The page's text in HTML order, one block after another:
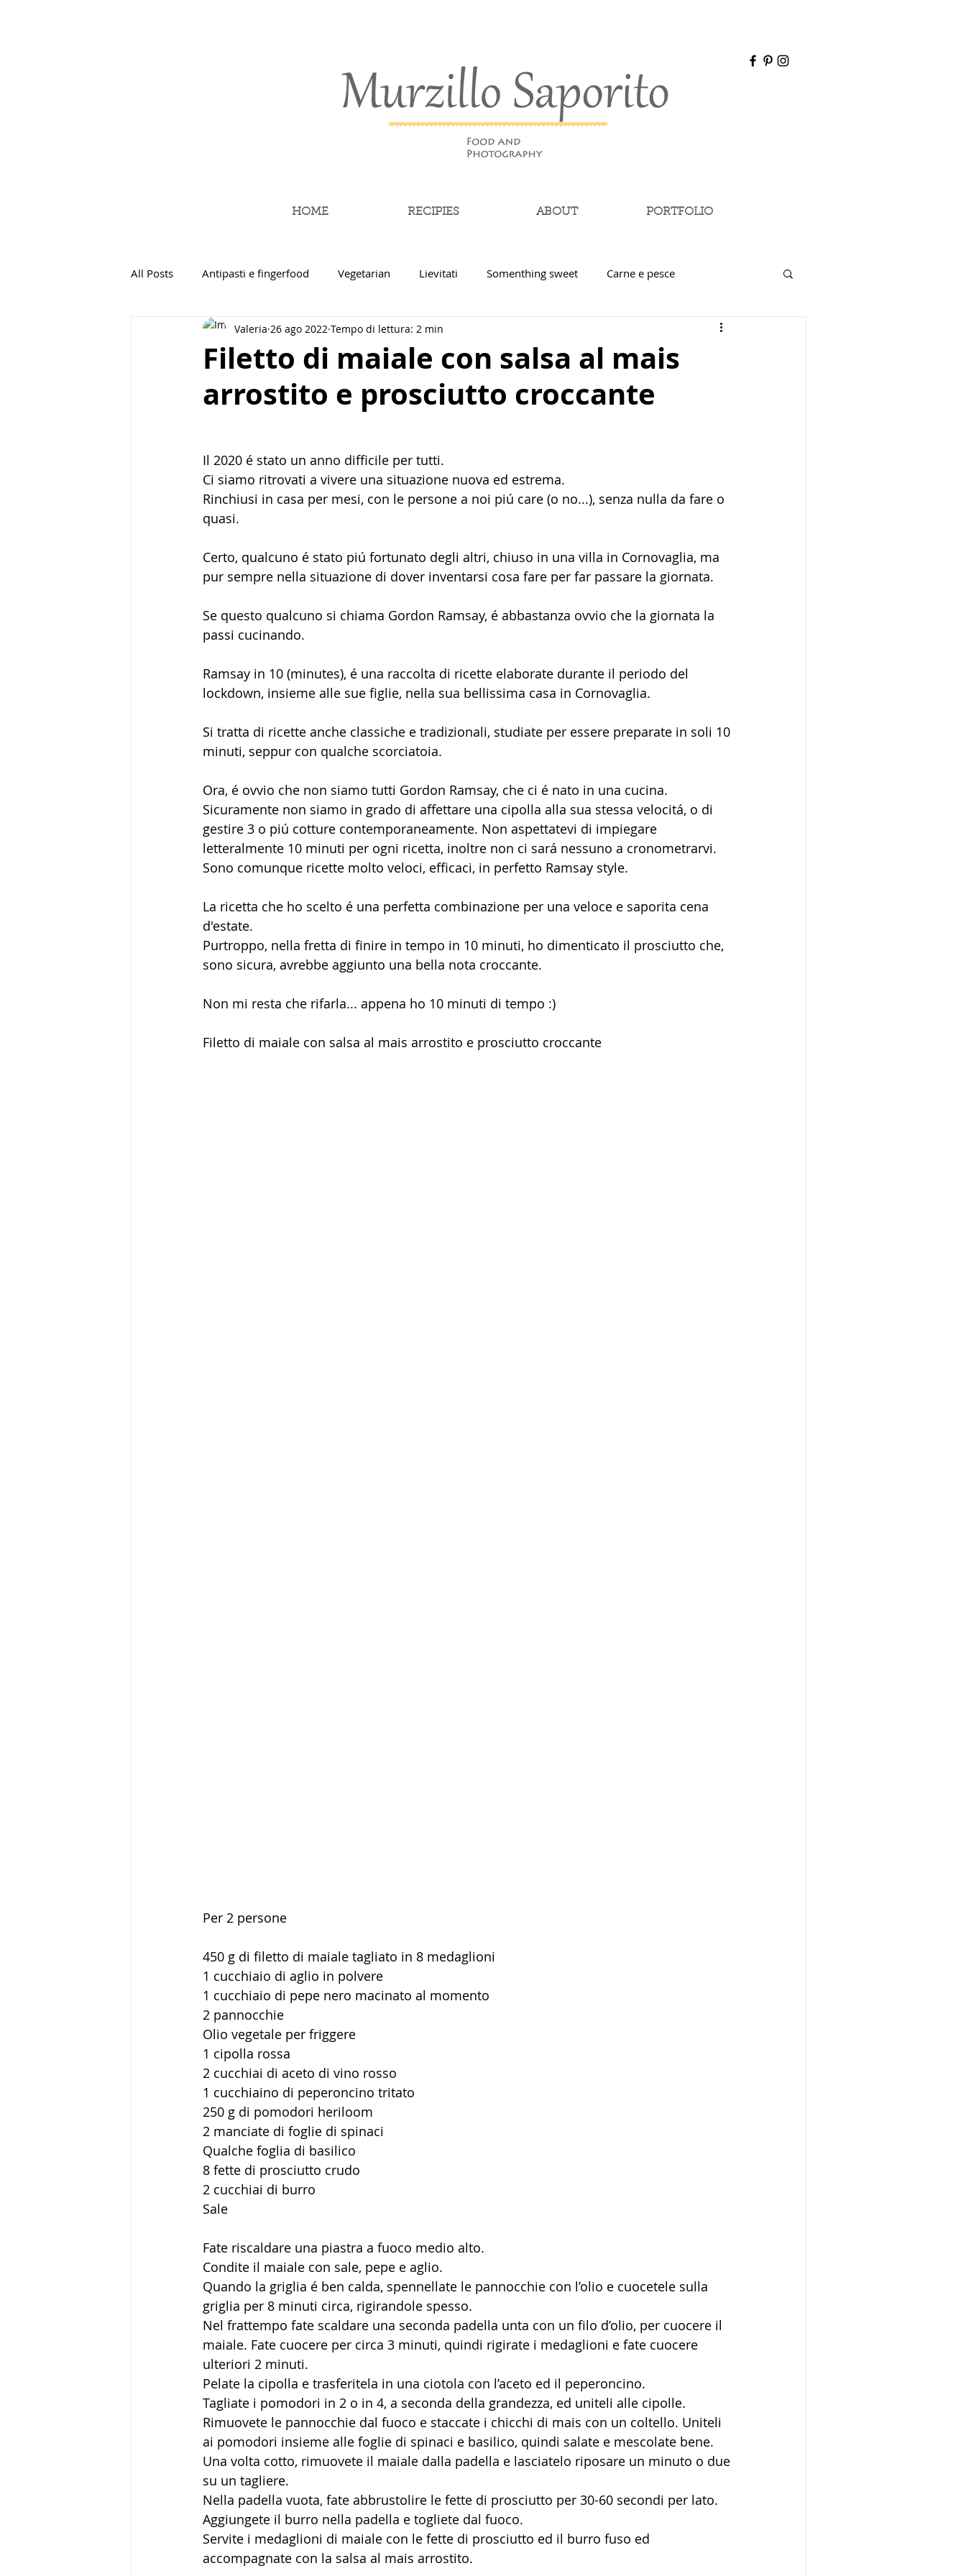
HOME RECIPIES ABOUT PORTFOLIO
All Posts Antipasti e fingerfood Vegetarian Lievitati Somenthing sweet Carne e pesce
Pasta e cereali Street food Drinks Salse e condimenti Zuppe
Piatti unici Biscotti Breakfast
Filetto di maiale con salsa al mais
arrostito e prosciutto croccante
Valeria 26 ago 2022 Tempo di lettura: 2 min
Il 2020 é stato un anno difficile per tutti.
Ci siamo ritrovati a vivere una situazione nuova ed estrema.
Rinchiusi in casa per mesi, con le persone a noi piú care (o no...), senza nulla da fare o
quasi.
Certo, qualcuno é stato piú fortunato degli altri, chiuso in una villa in Cornovaglia, ma
pur sempre nella situazione di dover inventarsi cosa fare per far passare la giornata.
Se questo qualcuno si chiama Gordon Ramsay, é abbastanza ovvio che la giornata la
passi cucinando.
Ramsay in 10 (minutes), é una raccolta di ricette elaborate durante il periodo del
lockdown, insieme alle sue figlie, nella sua bellissima casa in Cornovaglia.
Si tratta di ricette anche classiche e tradizionali, studiate per essere preparate in soli 10
minuti, seppur con qualche scorciatoia.
Ora, é ovvio che non siamo tutti Gordon Ramsay, che ci é nato in una cucina.
Sicuramente non siamo in grado di affettare una cipolla alla sua stessa velocitá, o di
gestire 3 o piú cotture contemporaneamente. Non aspettatevi di impiegare
letteralmente 10 minuti per ogni ricetta, inoltre non ci sará nessuno a cronometrarvi.
Sono comunque ricette molto veloci, efficaci, in perfetto Ramsay style.
La ricetta che ho scelto é una perfetta combinazione per una veloce e saporita cena
d'estate.
Purtroppo, nella fretta di finire in tempo in 10 minuti, ho dimenticato il prosciutto che,
sono sicura, avrebbe aggiunto una bella nota croccante.
Non mi resta che rifarla... appena ho 10 minuti di tempo :)
Filetto di maiale con salsa al mais arrostito e prosciutto croccante
Per 2 persone
450 g di filetto di maiale tagliato in 8 medaglioni
1 cucchiaio di aglio in polvere
1 cucchiaio di pepe nero macinato al momento
2 pannocchie
Olio vegetale per friggere
1 cipolla rossa
2 cucchiai di aceto di vino rosso
1 cucchiaino di peperoncino tritato
250 g di pomodori heriloom
2 manciate di foglie di spinaci
Qualche foglia di basilico
8 fette di prosciutto crudo
2 cucchiai di burro
Sale
Fate riscaldare una piastra a fuoco medio alto.
Condite il maiale con sale, pepe e aglio.
Quando la griglia é ben calda, spennellate le pannocchie con l’olio e cuocetele sulla
griglia per 8 minuti circa, rigirandole spesso.
Nel frattempo fate scaldare una seconda padella unta con un filo d’olio, per cuocere il
maiale. Fate cuocere per circa 3 minuti, quindi rigirate i medaglioni e fate cuocere
ulteriori 2 minuti.
Pelate la cipolla e trasferitela in una ciotola con l’aceto ed il peperoncino.
Tagliate i pomodori in 2 o in 4, a seconda della grandezza, ed uniteli alle cipolle.
Rimuovete le pannocchie dal fuoco e staccate i chicchi di mais con un coltello. Uniteli
ai pomodori insieme alle foglie di spinaci e basilico, quindi salate e mescolate bene.
Una volta cotto, rimuovete il maiale dalla padella e lasciatelo riposare un minuto o due
su un tagliere.
Nella padella vuota, fate abbrustolire le fette di prosciutto per 30-60 secondi per lato.
Aggiungete il burro nella padella e togliete dal fuoco.
Servite i medaglioni di maiale con le fette di prosciutto ed il burro fuso ed
accompagnate con la salsa al mais arrostito.